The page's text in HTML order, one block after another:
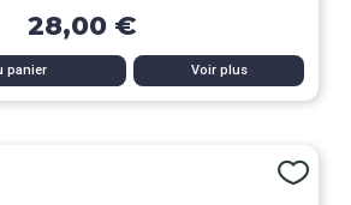
28,00 €
panier Voir plus